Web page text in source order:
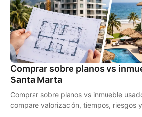
Comprar sobre planos vs
Santa Marta
Comprar sobre planos vs inmueble
compare valorización, tiempos, riesgos